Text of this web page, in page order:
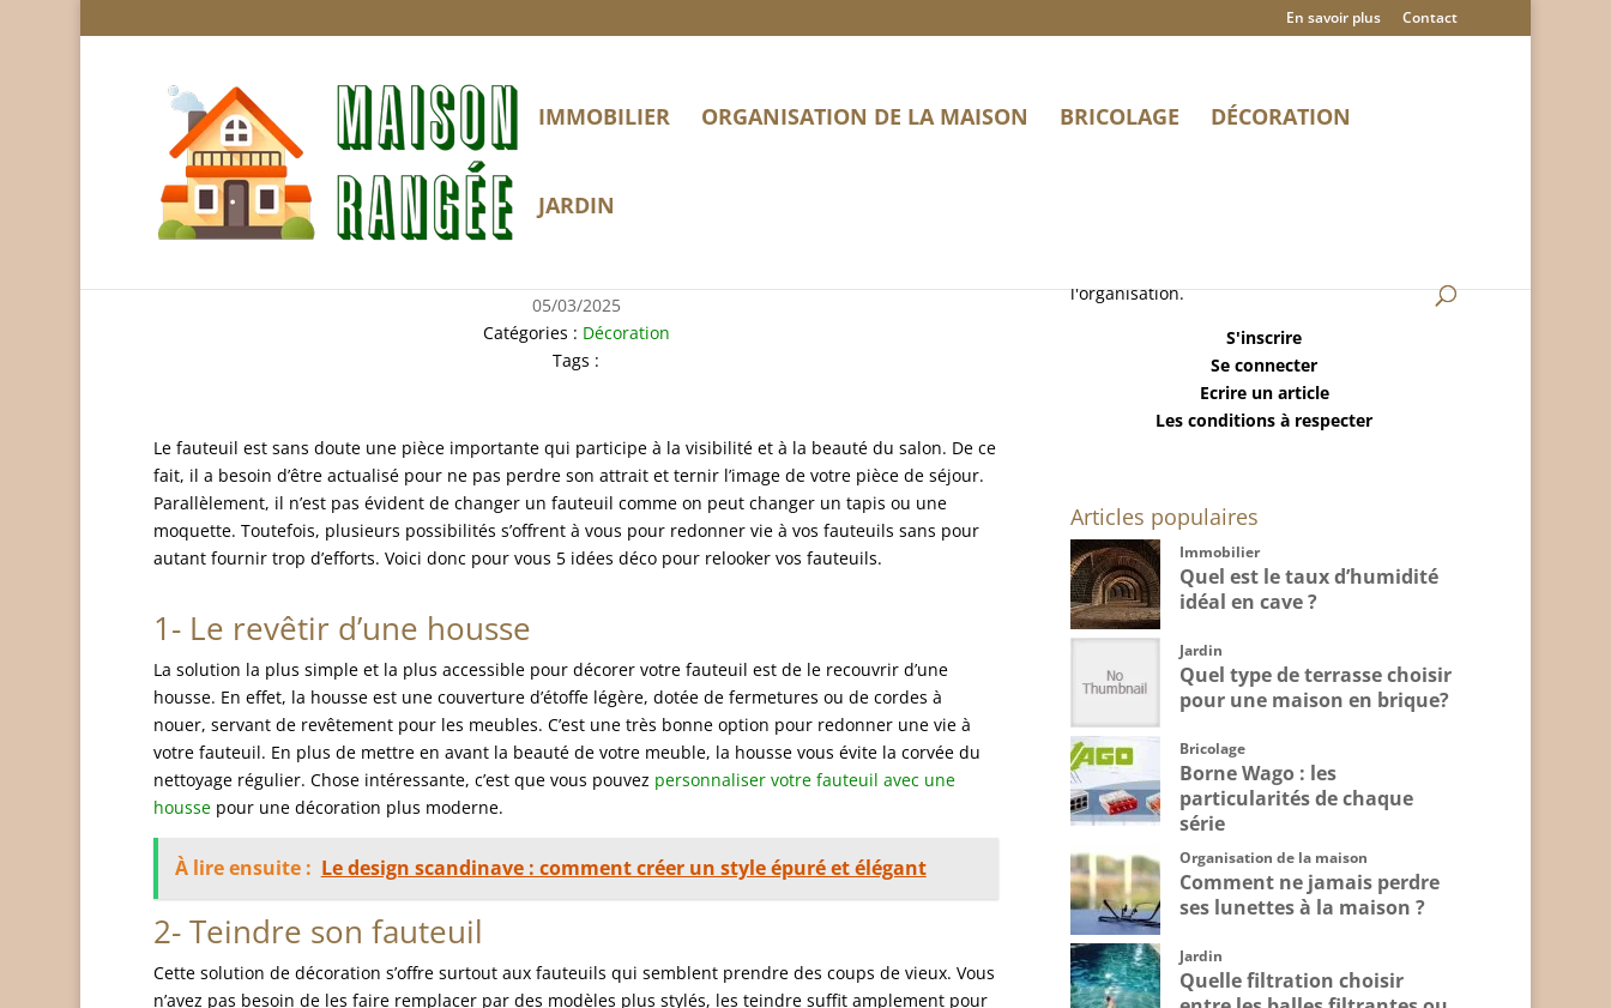
En savoir plus Contact
IMMOBILIER ORGANISATION DE LA MAISON BRICOLAGE DÉCORATION
JARDIN
05/03/2025
Catégories : Décoration
Tags :
Le fauteuil est sans doute une pièce importante qui participe à la visibilité et à la beauté du salon. De ce
fait, il a besoin d’être actualisé pour ne pas perdre son attrait et ternir l’image de votre pièce de séjour.
Parallèlement, il n’est pas évident de changer un fauteuil comme on peut changer un tapis ou une
moquette. Toutefois, plusieurs possibilités s’offrent à vous pour redonner vie à vos fauteuils sans pour
autant fournir trop d’efforts. Voici donc pour vous 5 idées déco pour relooker vos fauteuils.
1- Le revêtir d’une housse
La solution la plus simple et la plus accessible pour décorer votre fauteuil est de le recouvrir d’une
housse. En effet, la housse est une couverture d’étoffe légère, dotée de fermetures ou de cordes à
nouer, servant de revêtement pour les meubles. C’est une très bonne option pour redonner une vie à
votre fauteuil. En plus de mettre en avant la beauté de votre meuble, la housse vous évite la corvée du
nettoyage régulier. Chose intéressante, c’est que vous pouvez personnaliser votre fauteuil avec une
houssepour une décoration plus moderne.
À lire ensuite : Le design scandinave : comment créer un style épuré et élégant
2- Teindre son fauteuil
Cette solution de décoration s’offre surtout aux fauteuils qui semblent prendre des coups de vieux. Vous
n’avez pas besoin de les faire remplacer par des modèles plus stylés, les teindre suffit amplement pour
l'organisation.
S'inscrire
Se connecter
Ecrire un article
Les conditions à respecter
Articles populaires
Immobilier
Quel est le taux d’humidité
idéal en cave ?
Jardin
Quel type de terrasse choisir
pour une maison en brique?
Bricolage
Borne Wago : les
particularités de chaque
série
Organisation de la maison
Comment ne jamais perdre
ses lunettes à la maison ?
Jardin
Quelle filtration choisir